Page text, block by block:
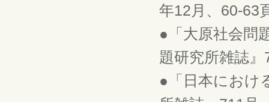
年12月、60-63
●「大原社会問
題研究所雑誌
●「日本におけ